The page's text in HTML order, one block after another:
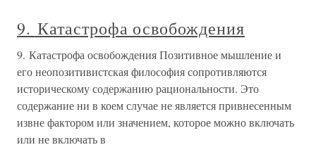
9. Катастрофа освобождения
9. Катастрофа освобождения Позитивное мышление и
его неопозитивистская философия сопротивляются
историческому содержанию рациональности. Это
содержание ни в коем случае не является привнесенным
извне фактором или значением, которое можно включать
или не включать в